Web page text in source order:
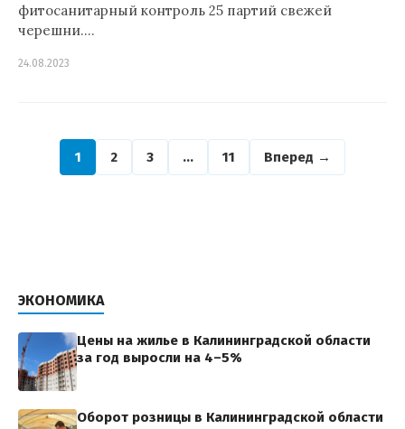
фитосанитарный контроль 25 партий свежей
черешни.…
24.08.2023
1 2 3 … 11 Вперед →
ЭКОНОМИКА
Цены на жилье в Калининградской области
за год выросли на 4–5%
Оборот розницы в Калининградской области